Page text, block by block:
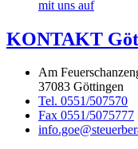
mit uns auf
KONTAKT
Am
37083 Göttingen
Tel. 0551/507570
Fax 0551/5075777